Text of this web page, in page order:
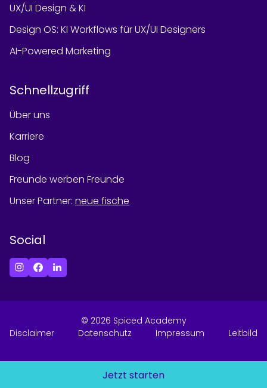
Jetzt starten
UX/UI Design & KI
Design OS: KI Workflows für UX/UI Designers
AI-Powered Marketing
Schnellzugriff
Über uns
Karriere
Blog
Freunde werben Freunde
Unser Partner: neue fische
Social
© 2026 Spiced Academy
Disclaimer
Datenschutz Impressum Leitbild